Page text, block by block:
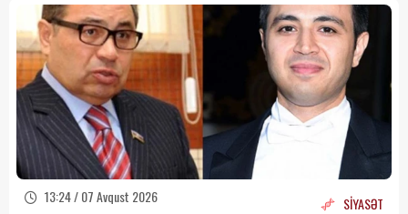
13:24 / 07 Avqust 2026 SİYASƏT